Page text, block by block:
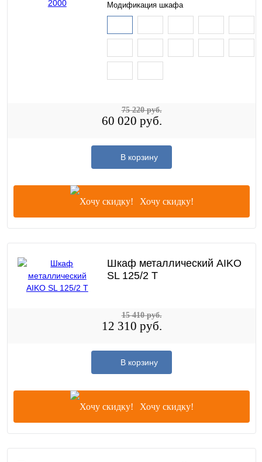
Модификация шкафа
60 020 руб.
75 220 руб.
В корзину
Хочу скидку!
Шкаф металлический AIKO
SL 125/2 T
12 310 руб.
15 410 руб.
В корзину
Хочу скидку!